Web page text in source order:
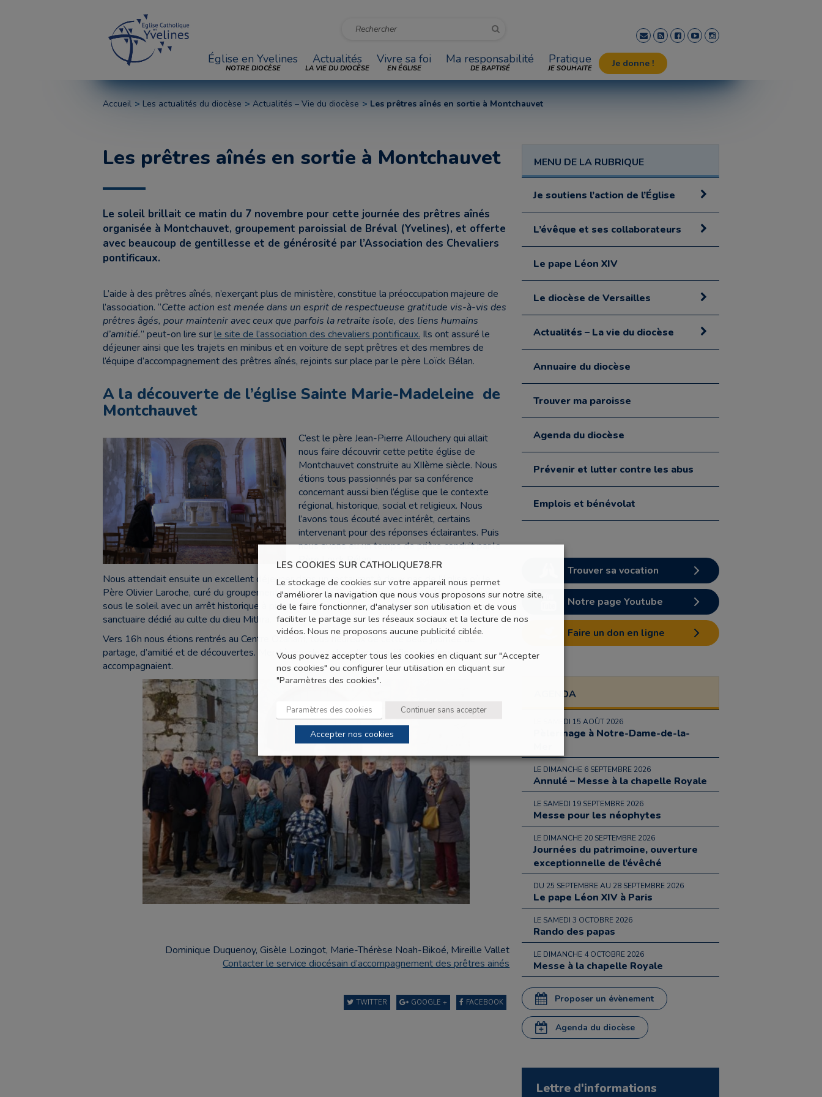
Église en Yvelines
NOTRE DIOCÈSE
Actualités
LA VIE DU DIOCÈSE
Vivre sa foi
EN ÉGLISE
Ma responsabilité
DE BAPTISÉ
Pratique
JE SOUHAITE Je donne !
Accueil Les actualités du diocèse Actualités – Vie du diocèse Les prêtres aînés en sortie à Montchauvet
Les prêtres aînés en sortie à Montchauvet
Le soleil brillait ce matin du 7 novembre pour cette journée des prêtres aînés
organisée à Montchauvet, groupement paroissial de Bréval (Yvelines), et offerte
avec beaucoup de gentillesse et de générosité par l’Association des Chevaliers
pontificaux.
L’aide à des prêtres aînés, n’exerçant plus de ministère, constitue la préoccupation majeure de
l’association. “Cette action est menée dans un esprit de respectueuse gratitude vis-à-vis des
prêtres âgés, pour maintenir avec ceux que parfois la retraite isole, des liens humains
d’amitié.” peut-on lire surle site de l’association des chevaliers pontificaux. Ils ont assuré le
déjeuner ainsi que les trajets en minibus et en voiture de sept prêtres et des membres de
l’équipe d’accompagnement des prêtres aînés, rejoints sur place par le père Loïck Bélan.
A la découverte de l’église Sainte Marie-Madeleine de
Montchauvet
C’est le père Jean-Pierre Allouchery qui allait
nous faire découvrir cette petite église de
Montchauvet construite au XIIème siècle. Nous
étions tous passionnés par sa conférence
concernant aussi bien l’église que le contexte
régional, historique, social et religieux. Nous
l’avons tous écouté avec intérêt, certains
intervenant pour des réponses éclairantes. Puis
nous avons eu un temps de prière conduit par le
Père Loïck Bélan.
Nous attendait ensuite un excellent déjeuner dans un restaurant à deux pas de l’église où le
Père Olivier Laroche, curé du groupement paroissial de Bréval, nous a rejoints. Retour toujours
sous le soleil avec un arrêt historique à proximité du nymphée gallo-romain près de Septeuil,
sanctuaire dédié au culte du dieu Mithra.
Vers 16h nous étions rentrés au Centre Ozanam, tous heureux de cette belle journée de
partage, d’amitié et de découvertes. Merci à nos deux chevaliers pontificaux qui nous
accompagnaient.
Dominique Duquenoy, Gisèle Lozingot, Marie-Thérèse Noah-Bikoé, Mireille Vallet
Contacter le service diocésain d’accompagnement des prêtres ainés
FACEBOOK
GOOGLE +
TWITTER
MENU DE LA RUBRIQUE
Je soutiens l’action de l’Église
L’évêque et ses collaborateurs
Le pape Léon XIV
Le diocèse de Versailles
Actualités – La vie du diocèse
Annuaire du diocèse
Trouver ma paroisse
Agenda du diocèse
Prévenir et lutter contre les abus
Emplois et bénévolat
Trouver sa vocation
Notre page Youtube
Faire un don en ligne
AGENDA
LE SAMEDI 15 AOÛT 2026
Pèlerinage à Notre-Dame-de-la-
LE DIMANCHE 6 SEPTEMBRE 2026
Annulé – Messe à la chapelle Royale
LE SAMEDI 19 SEPTEMBRE 2026
Messe pour les néophytes
LE DIMANCHE 20 SEPTEMBRE 2026
Journées du patrimoine, ouverture
exceptionnelle de l’évêché
DU 25 SEPTEMBRE AU 28 SEPTEMBRE 2026
Le pape Léon XIV à Paris
LE SAMEDI 3 OCTOBRE 2026
Rando des papas
LE DIMANCHE 4 OCTOBRE 2026
Messe à la chapelle Royale
Proposer un évènement
Agenda du diocèse
Lettre d'informations
LES COOKIES SUR CATHOLIQUE78.FR
Le stockage de cookies sur votre appareil nous permet
d'améliorer la navigation que nous vous proposons sur notre site,
de le faire fonctionner, d'analyser son utilisation et de vous
faciliter le partage sur les réseaux sociaux et la lecture de nos
vidéos. Nous ne proposons aucune publicité ciblée.
Vous pouvez accepter tous les cookies en cliquant sur "Accepter
nos cookies" ou configurer leur utilisation en cliquant sur
"Paramètres des cookies".
Paramètres des cookies Continuer sans accepter
Accepter nos cookies